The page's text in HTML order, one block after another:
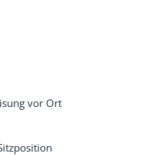
vor Ort